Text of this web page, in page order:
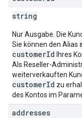
string
Nur Ausgabe. Die
Sie können den Alias
customerId Ihres
Als Reseller-
weiterverkauften
customerId zu
des Kontos im
addresses